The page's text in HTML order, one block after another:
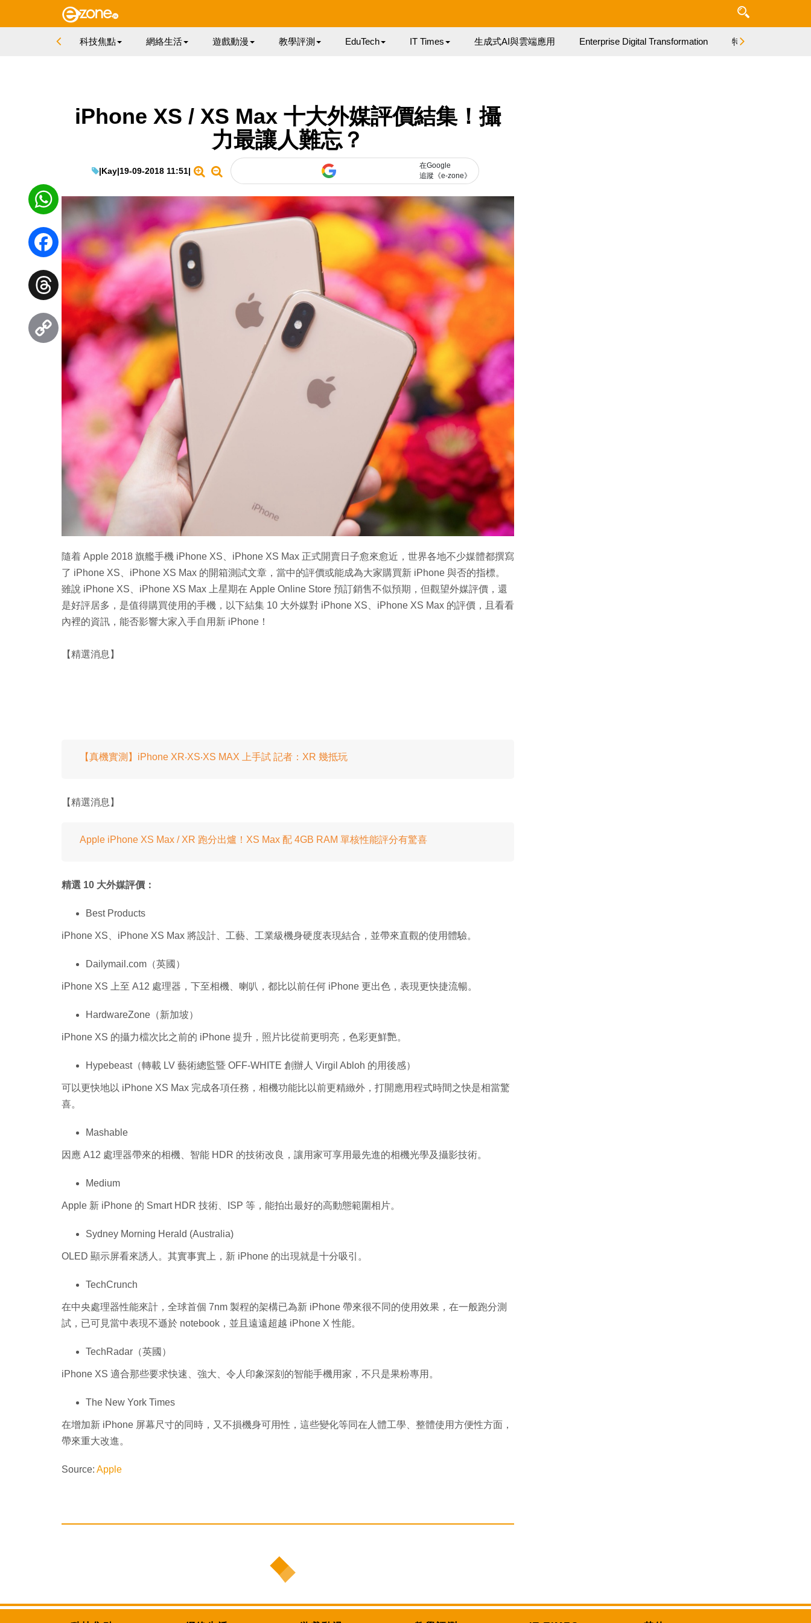
科技焦點 網絡生活 遊戲動漫 教學評測 EduTech IT Times 生成式AI與雲端應用 Enterprise Digital Transformation 特集
iPhone XS / XS Max 十大外媒評價結集！攝
力最讓人難忘？
|Kay|19-09-2018 11:51|
在Google
追蹤《e-zone》
隨着 Apple 2018 旗艦手機 iPhone XS、iPhone XS Max 正式開賣日子愈來愈近，世界各地不少媒體都撰寫
了 iPhone XS、iPhone XS Max 的開箱測試文章，當中的評價或能成為大家購買新 iPhone 與否的指標。
雖說 iPhone XS、iPhone XS Max 上星期在 Apple Online Store 預訂銷售不似預期，但觀望外媒評價，還
是好評居多，是值得購買使用的手機，以下結集 10 大外媒對 iPhone XS、iPhone XS Max 的評價，且看看
內裡的資訊，能否影響大家入手自用新 iPhone！
【精選消息】
【真機實測】iPhone XR‧XS‧XS MAX 上手試 記者：XR 幾抵玩
【精選消息】
Apple iPhone XS Max / XR 跑分出爐！XS Max 配 4GB RAM 單核性能評分有驚喜
精選 10 大外媒評價：
Best Products
iPhone XS、iPhone XS Max 將設計、工藝、工業級機身硬度表現結合，並帶來直觀的使用體驗。
Dailymail.com（英國）
iPhone XS 上至 A12 處理器，下至相機、喇叭，都比以前任何 iPhone 更出色，表現更快捷流暢。
HardwareZone（新加坡）
iPhone XS 的攝力檔次比之前的 iPhone 提升，照片比從前更明亮，色彩更鮮艷。
Hypebeast（轉載 LV 藝術總監暨 OFF-WHITE 創辦人 Virgil Abloh 的用後感）
可以更快地以 iPhone XS Max 完成各項任務，相機功能比以前更精緻外，打開應用程式時間之快是相當驚
喜。
Mashable
因應 A12 處理器帶來的相機、智能 HDR 的技術改良，讓用家可享用最先進的相機光學及攝影技術。
Medium
Apple 新 iPhone 的 Smart HDR 技術、ISP 等，能拍出最好的高動態範圍相片。
Sydney Morning Herald (Australia)
OLED 顯示屏看來誘人。其實事實上，新 iPhone 的出現就是十分吸引。
TechCrunch
在中央處理器性能來計，全球首個 7nm 製程的架構已為新 iPhone 帶來很不同的使用效果，在一般跑分測
試，已可見當中表現不遜於 notebook，並且遠遠超越 iPhone X 性能。
TechRadar（英國）
iPhone XS 適合那些要求快速、強大、令人印象深刻的智能手機用家，不只是果粉專用。
The New York Times
在增加新 iPhone 屏幕尺寸的同時，又不損機身可用性，這些變化等同在人體工學、整體使用方便性方面，
帶來重大改進。
Source: Apple
WhatsApp
Facebook
Threads
Copy